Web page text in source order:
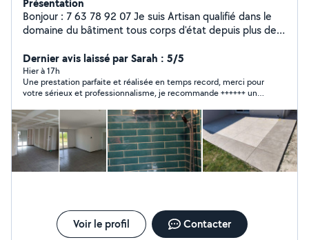
Bonjour : 7 63 78 92 07 Je suis Artisan qualifié dans le
domaine du bâtiment tous corps d'état depuis plus de
service de mes clients pour réaliser des travaux de
qualité, en neuf comme en rénovation. Grâce à une
solide expertise dans l'ensemble des métiers du
bâtiment (maçonnerie, peinture, plomberie, électricité,
revêtements, aménagement intérieur et extérieur), je
suis en mesure de prendre en charge des projets
complets avec rigueur et professionnalisme. Mon
objectif est de garantir des réalisations durables,
conformes aux attentes de mes clients et aux normes
une importance particulière à la satisfaction de chaque
Dernier avis laissé par Sarah : 5/5
Hier à 17h
Une prestation parfaite et réalisée en temps record, merci pour
votre sérieux et professionnalisme, je recommande ++++++ un
Voir le profil Contacter